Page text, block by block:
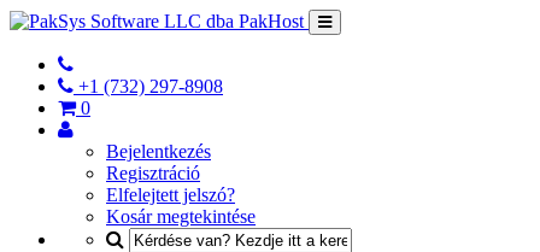
+1 (732) 297-8908
0
Bejelentkezés
Regisztráció
Elfelejtett jelszó?
Kosár megtekintése